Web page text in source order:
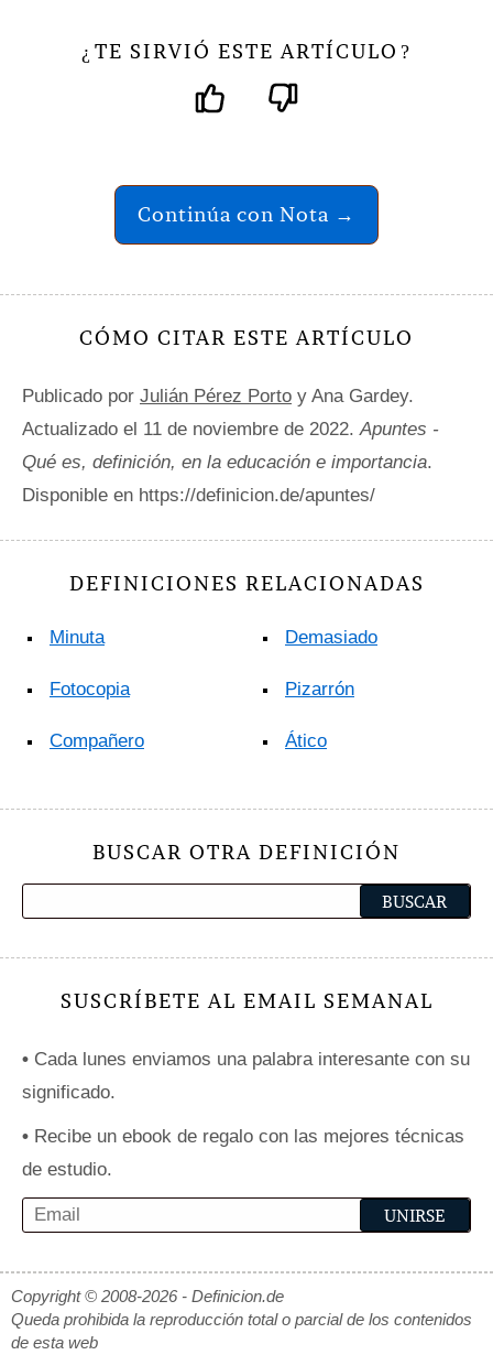
¿ TE SIRVIÓ ESTE ARTÍCULO ?
Continúa con Nota →
CÓMO CITAR ESTE ARTÍCULO
Publicado por Julián Pérez Porto y Ana Gardey.
Actualizado el 11 de noviembre de 2022.Apuntes -
Qué es, definición, en la educación e importancia.
Disponible en https://definicion.de/apuntes/
DEFINICIONES RELACIONADAS
Minuta
Fotocopia
Compañero
Demasiado
Pizarrón
Ático
BUSCAR OTRA DEFINICIÓN
SUSCRÍBETE AL EMAIL SEMANAL
• Cada lunes enviamos una palabra interesante con su
significado.
• Recibe un ebook de regalo con las mejores técnicas
de estudio.
Copyright © 2008-2026 - Definicion.de
Queda prohibida la reproducción total o parcial de los contenidos
de esta web